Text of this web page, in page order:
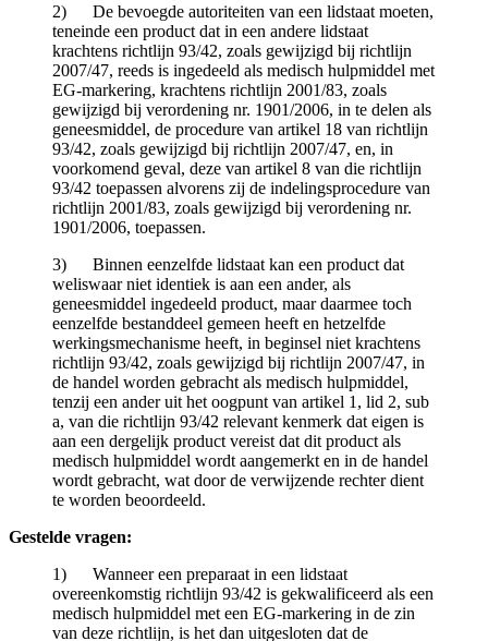
2) De bevoegde autoriteiten van een lidstaat moeten,
teneinde een product dat in een andere lidstaat
krachtens richtlijn 93/42, zoals gewijzigd bij richtlijn
2007/47, reeds is ingedeeld als medisch hulpmiddel met
EG-markering, krachtens richtlijn 2001/83, zoals
gewijzigd bij verordening nr. 1901/2006, in te delen als
geneesmiddel, de procedure van artikel 18 van richtlijn
93/42, zoals gewijzigd bij richtlijn 2007/47, en, in
voorkomend geval, deze van artikel 8 van die richtlijn
93/42 toepassen alvorens zij de indelingsprocedure van
richtlijn 2001/83, zoals gewijzigd bij verordening nr.
1901/2006, toepassen.
3) Binnen eenzelfde lidstaat kan een product dat
weliswaar niet identiek is aan een ander, als
geneesmiddel ingedeeld product, maar daarmee toch
eenzelfde bestanddeel gemeen heeft en hetzelfde
werkingsmechanisme heeft, in beginsel niet krachtens
richtlijn 93/42, zoals gewijzigd bij richtlijn 2007/47, in
de handel worden gebracht als medisch hulpmiddel,
tenzij een ander uit het oogpunt van artikel 1, lid 2, sub
a, van die richtlijn 93/42 relevant kenmerk dat eigen is
aan een dergelijk product vereist dat dit product als
medisch hulpmiddel wordt aangemerkt en in de handel
wordt gebracht, wat door de verwijzende rechter dient
te worden beoordeeld.
Gestelde vragen:
1) Wanneer een preparaat in een lidstaat
overeenkomstig richtlijn 93/42 is gekwalificeerd als een
medisch hulpmiddel met een EG-markering in de zin
van deze richtlijn, is het dan uitgesloten dat de